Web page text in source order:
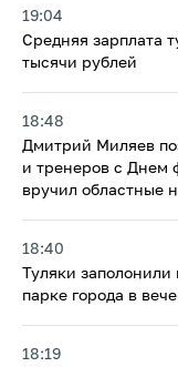
19:04
Средняя зарплата
тысячи рублей
18:48
Дмитрий Миляев
и тренеров с Днем
вручил областные
18:40
Туляки
парке города в
18:19